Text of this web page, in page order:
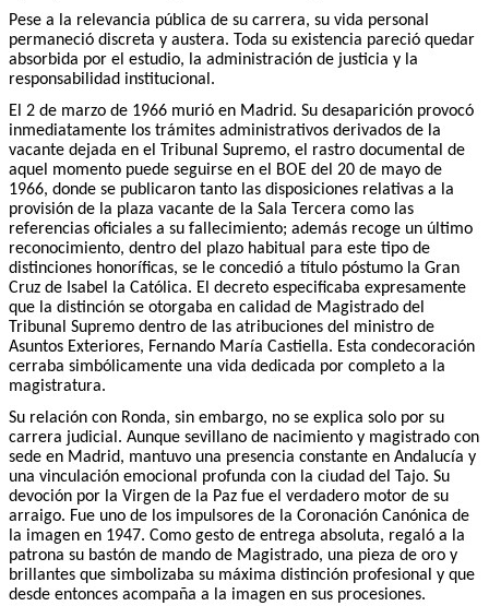
Pese a la relevancia pública de su carrera, su vida personal
permaneció discreta y austera. Toda su existencia pareció quedar
absorbida por el estudio, la administración de justicia y la
responsabilidad institucional.
El 2 de marzo de 1966 murió en Madrid. Su desaparición provocó
inmediatamente los trámites administrativos derivados de la
vacante dejada en el Tribunal Supremo, el rastro documental de
aquel momento puede seguirse en el BOE del 20 de mayo de
1966, donde se publicaron tanto las disposiciones relativas a la
provisión de la plaza vacante de la Sala Tercera como las
referencias oficiales a su fallecimiento; además recoge un último
reconocimiento, dentro del plazo habitual para este tipo de
distinciones honoríficas, se le concedió a título póstumo la Gran
Cruz de Isabel la Católica. El decreto especificaba expresamente
que la distinción se otorgaba en calidad de Magistrado del
Tribunal Supremo dentro de las atribuciones del ministro de
Asuntos Exteriores, Fernando María Castiella. Esta condecoración
cerraba simbólicamente una vida dedicada por completo a la
magistratura.
Su relación con Ronda, sin embargo, no se explica solo por su
carrera judicial. Aunque sevillano de nacimiento y magistrado con
sede en Madrid, mantuvo una presencia constante en Andalucía y
una vinculación emocional profunda con la ciudad del Tajo. Su
devoción por la Virgen de la Paz fue el verdadero motor de su
arraigo. Fue uno de los impulsores de la Coronación Canónica de
la imagen en 1947. Como gesto de entrega absoluta, regaló a la
patrona su bastón de mando de Magistrado, una pieza de oro y
brillantes que simbolizaba su máxima distinción profesional y que
desde entonces acompaña a la imagen en sus procesiones.